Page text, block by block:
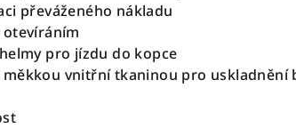
převáženého nákladu
otevíráním
pro jízdu do kopce
měkkou vnitřní tkaninou pro uskladnění